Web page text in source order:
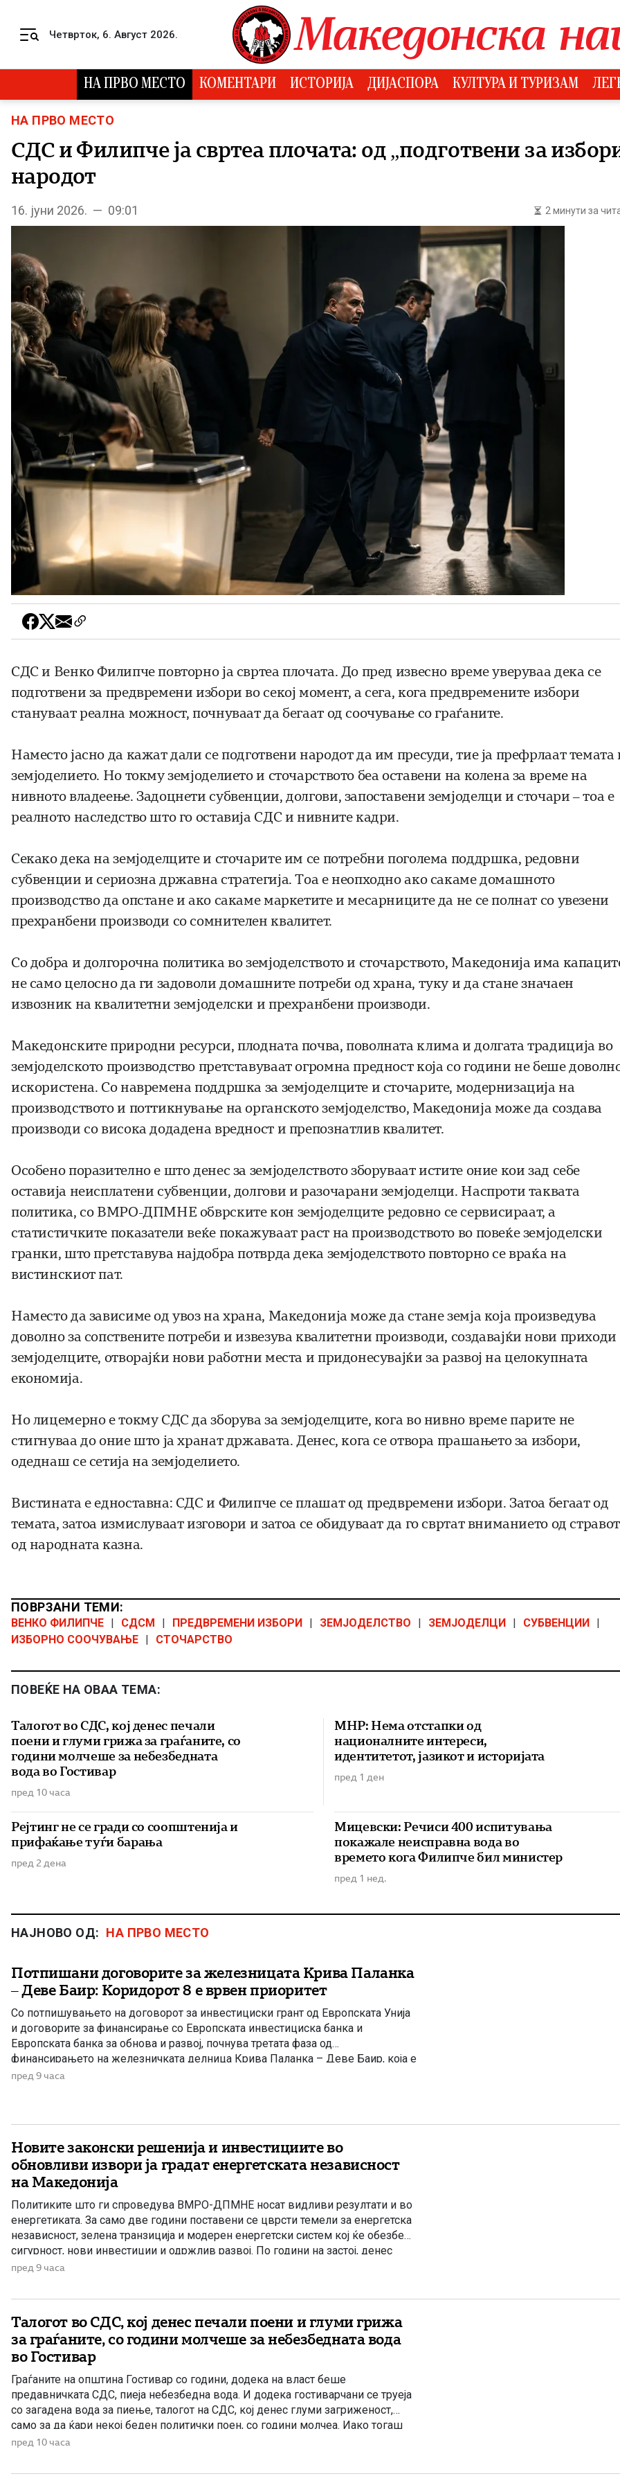
Четврток, 6. Август 2026.
НА ПРВО МЕСТО КОМЕНТАРИ ИСТОРИЈА ДИЈАСПОРА КУЛТУРА И ТУРИЗАМ
НА ПРВО МЕСТО
СДС и Филипче ја свртеа плочата: од „подготвени за
народот
16. јуни 2026. — 09:01 2 минути за
СДС и Венко Филипче повторно ја свртеа плочата. До пред извесно време уверуваа дека се
подготвени за предвремени избори во секој момент, а сега, кога предвремените избори
стануваат реална можност, почнуваат да бегаат од соочување со граѓаните.
Наместо јасно да кажат дали се подготвени народот да им пресуди, тие ја префрлаат темата
земјоделието. Но токму земјоделието и сточарството беа оставени на колена за време на
нивното владеење. Задоцнети субвенции, долгови, запоставени земјоделци и сточари – тоа е
реалното наследство што го оставија СДС и нивните кадри.
Секако дека на земјоделците и сточарите им се потребни поголема поддршка, редовни
субвенции и сериозна државна стратегија. Тоа е неопходно ако сакаме домашното
производство да опстане и ако сакаме маркетите и месарниците да не се полнат со увезени
прехранбени производи со сомнителен квалитет.
Со добра и долгорочна политика во земјоделството и сточарството, Македонија има
не само целосно да ги задоволи домашните потреби од храна, туку и да стане значаен
извозник на квалитетни земјоделски и прехранбени производи.
Македонските природни ресурси, плодната почва, поволната клима и долгата традиција во
земјоделското производство претставуваат огромна предност која со години не беше
искористена. Со навремена поддршка за земјоделците и сточарите, модернизација на
производството и поттикнување на органското земјоделство, Македонија може да создава
производи со висока додадена вредност и препознатлив квалитет.
Особено поразително е што денес за земјоделството зборуваат истите оние кои зад себе
оставија неисплатени субвенции, долгови и разочарани земјоделци. Наспроти таквата
политика, со ВМРО-ДПМНЕ обврските кон земјоделците редовно се сервисираат, а
статистичките показатели веќе покажуваат раст на производството во повеќе земјоделски
гранки, што претставува најдобра потврда дека земјоделството повторно се враќа на
вистинскиот пат.
Наместо да зависиме од увоз на храна, Македонија може да стане земја која произведува
доволно за сопствените потреби и извезува квалитетни производи, создавајќи нови приходи
земјоделците, отворајќи нови работни места и придонесувајќи за развој на целокупната
економија.
Но лицемерно е токму СДС да зборува за земјоделците, кога во нивно време парите не
стигнуваа до оние што ја хранат државата. Денес, кога се отвора прашањето за избори,
одеднаш се сетија на земјоделието.
Вистината е едноставна: СДС и Филипче се плашат од предвремени избори. Затоа бегаат од
темата, затоа измислуваат изговори и затоа се обидуваат да го свртат вниманието од стравот
од народната казна.
ПОВРЗАНИ ТЕМИ:
ВЕНКО ФИЛИПЧЕ СДСМ ПРЕДВРЕМЕНИ ИЗБОРИ ЗЕМЈОДЕЛСТВО ЗЕМЈОДЕЛЦИ СУБВЕНЦИИ
ИЗБОРНО СООЧУВАЊЕ
СТОЧАРСТВО
ПОВЕЌЕ НА ОВАА ТЕМА:
Талогот во СДС, кој денес печали
поени и глуми грижа за граѓаните, со
години молчеше за небезбедната
вода во Гостивар
пред 10 часа
МНР: Нема отстапки од
националните интереси,
идентитетот, јазикот и историјата
пред 1 ден
Рејтинг не се гради со соопштенија и
прифаќање туѓи барања
пред 2 дена
Мицевски: Речиси 400 испитувања
покажале неисправна вода во
времето кога Филипче бил министер
пред 1 нед.
НАЈНОВО ОД: НА ПРВО МЕСТО
Потпишани договорите за железницата Крива Паланка
– Деве Баир: Коридорот 8 е врвен приоритет
Со потпишувањето на договорот за инвестициски грант од Европската Унија
и договорите за финансирање со Европската инвестициска банка и
Европската банка за обнова и развој, почнува третата фаза од
финансирањето на железничката делница Крива Паланка – Деве Баир, која е
дел од Коридорот 8. На потпишувањето во Владата присуствуваа премиерот
пред 9 часа
Новите законски решенија и инвестициите во
обновливи извори ја градат енергетската независност
на Македонија
Политиките што ги спроведува ВМРО-ДПМНЕ носат видливи резултати и во
енергетиката. За само две години поставени се цврсти темели за енергетска
независност, зелена транзиција и модерен енергетски систем кој ќе обезбеди
сигурност, нови инвестиции и одржлив развој. По години на застој, денес
Македонија има нов Закон за енергетика, усогласен со европските
пред 9 часа
Талогот во СДС, кој денес печали поени и глуми грижа
за граѓаните, со години молчеше за небезбедната вода
во Гостивар
Граѓаните на општина Гостивар со години, додека на власт беше
предавничката СДС, пиеја небезбедна вода. И додека гостиварчани се труеја
со загадена вода за пиење, талогот на СДС, кој денес глуми загриженост,
само за да ќари некој беден политички поен, со години молчеа. Иако тогаш
направените анализи, во повеќе наврати во гостиварскиот водовод, утврдија
пред 10 часа